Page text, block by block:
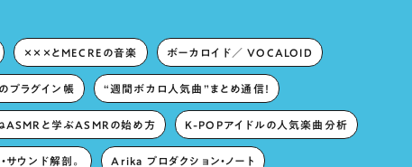
×××とMECREの音楽 ボーカロイド／ VOCALOID
プラグイン帳 “週間ボカロ人気曲”まとめ通信！
ASMRと学ぶASMRの始め方 K-POPアイドルの人気楽曲分析
サウンド解剖。 Arika プロダクション・ノート